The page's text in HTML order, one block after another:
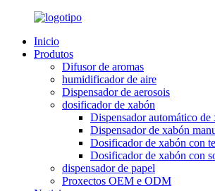
Inicio
Produtos
Difusor de aromas
humidificador de aire
Dispensador de aerosois
dosificador de xabón
Dispensador automático de
Dispensador de xabón
Dosificador de xabón con
Dosificador de xabón con
dispensador de papel
Proxectos OEM e ODM